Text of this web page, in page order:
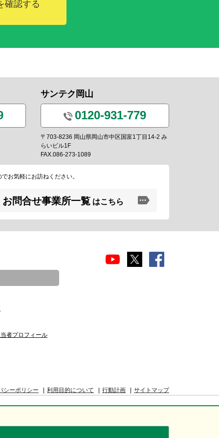
確認する
サンテク岡山
0120-931-779
〒703-8236 岡山県岡山市中区国富1丁目14-2 み
らいビル1F
FAX.086-273-1089
お気軽にお訪ねください。
お問合せ事業所一覧 はこちら
者プロフィール
シーポリシー 利用目的について 行動計画 サイトマップ